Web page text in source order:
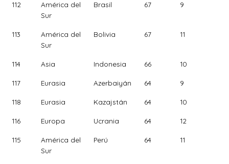
112
América del
Sur
Brasil 67 9
113
América del
Sur
Bolivia 67 11
114 Asia Indonesia 66 10
117 Eurasia Azerbaiyán 64 9
118 Eurasia Kazajstán 64 10
116 Europa Ucrania 64 12
115
América del
Sur
Perú 64 11